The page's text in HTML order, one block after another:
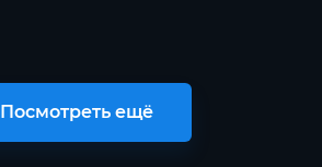
Посмотреть ещё